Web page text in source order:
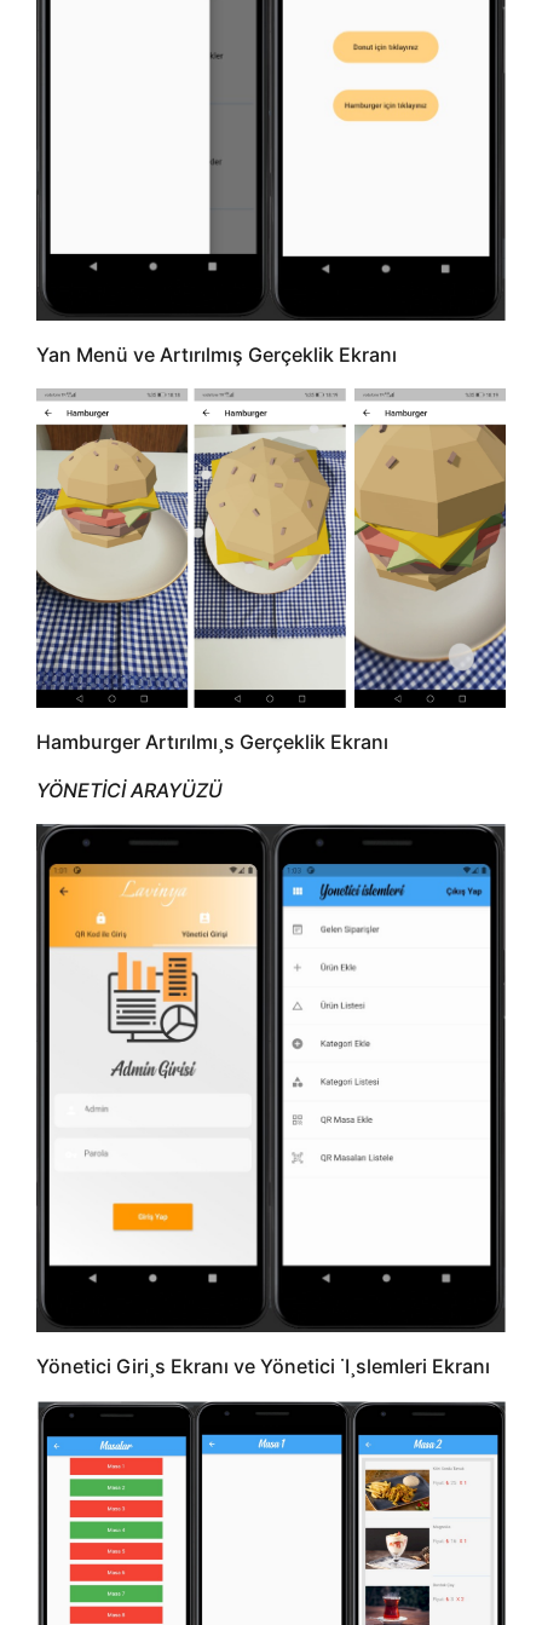
Yan Menü ve Artırılmış Gerçeklik Ekranı
Hamburger Artırılmı¸s Gerçeklik Ekranı
YÖNETİCİ ARAYÜZÜ
Yönetici Giri¸s Ekranı ve Yönetici ˙I¸slemleri Ekranı